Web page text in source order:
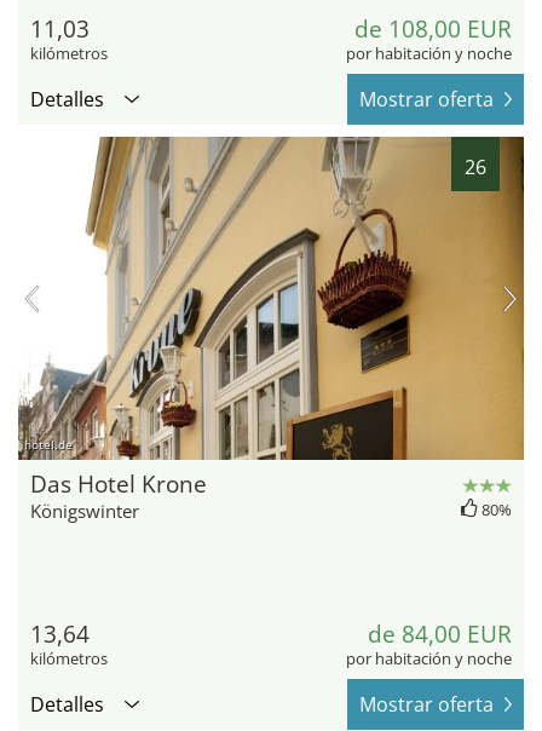
11,03
kilómetros
de 108,00 EUR
por habitación y noche
Detalles Mostrar oferta
26
hotel.de
Das Hotel Krone
Königswinter 80%
13,64
kilómetros
de 84,00 EUR
por habitación y noche
Detalles Mostrar oferta